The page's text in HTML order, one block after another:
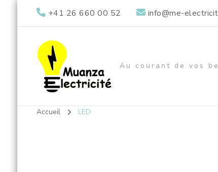
+41 26 660 00 52 info@me-
Au courant de vos
Accueil LED